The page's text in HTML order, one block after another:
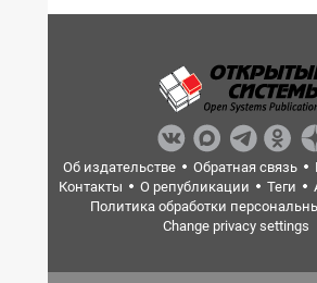
Об издательстве Обратная связь
Контакты
О републикации Теги
Политика обработки
Change privacy settings